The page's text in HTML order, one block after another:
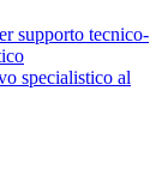
supporto tecnico-
specialistico al